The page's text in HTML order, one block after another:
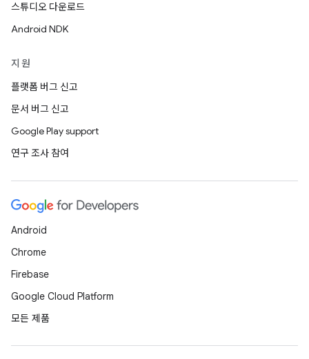
스튜디오 다운로드
Android NDK
지원
플랫폼 버그 신고
문서 버그 신고
Google Play support
연구 조사 참여
Android
Chrome
Firebase
Google Cloud Platform
모든 제품